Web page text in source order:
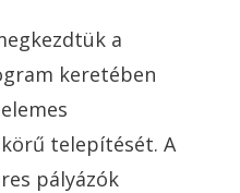
a
keretében
telepítését. A
pályázók